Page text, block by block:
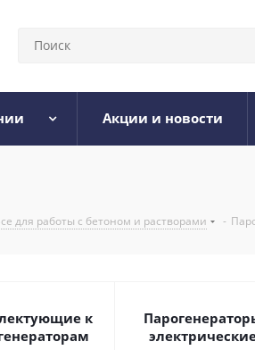
Акции и новости
для работы с бетоном и растворами -
к